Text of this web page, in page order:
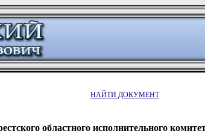
НАЙТИ ДОКУМЕНТ
областного исполнительного